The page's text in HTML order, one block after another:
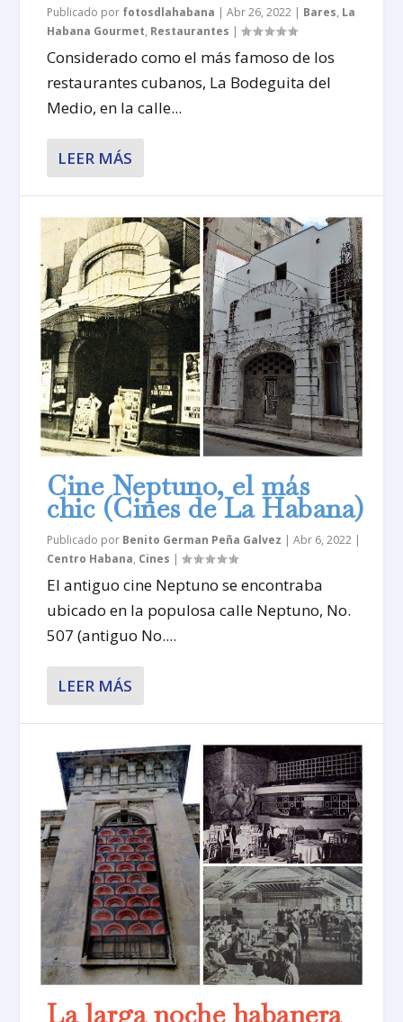
Publicado por fotosdlahabana |Abr 26, 2022 | Bares, La
Habana Gourmet, Restaurantes |
Considerado como el más famoso de los
restaurantes cubanos, La Bodeguita del
Medio, en la calle...
LEER MÁS
Cine Neptuno, el más
chic (Cines de La Habana)
Publicado por Benito German Peña Galvez |Abr 6, 2022 |
Centro Habana, Cines |
El antiguo cine Neptuno se encontraba
ubicado en la populosa calle Neptuno, No.
507 (antiguo No....
LEER MÁS
La larga noche habanera